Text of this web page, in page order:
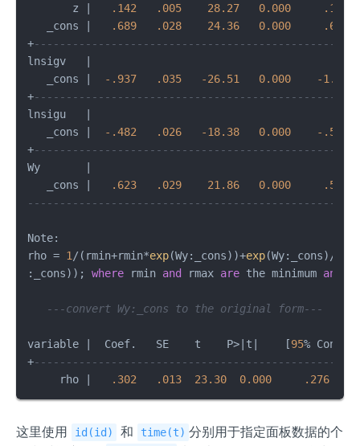
       z
| .142 .005 28.27 0.000
.132
   _cons
| .689 .028 24.36 0.000
.634
+
lnsigv
|
   _cons
| -.937 .035 -26.51 0.000
-1.007
+
lnsigu
|
   _cons
| -.482 .026 -18.38 0.000
-.533
+
Wy
|
   _cons
| .623 .029 21.86 0.000
.567
Note:
rho = 1 / (rmin+rmin*exp(Wy:_cons))+exp(Wy:_cons) /
:_cons)); where rmin and rmax are the minimum and
---convert Wy:_cons to the original form---
variable |
  Coef.   SE    t    P
>| t |
    [
95% Conf.
+
     rho
| .302 .013 23.30 0.000 .276
这里使用 id(id) 和 time(t) 分别用于指定面板数据的个